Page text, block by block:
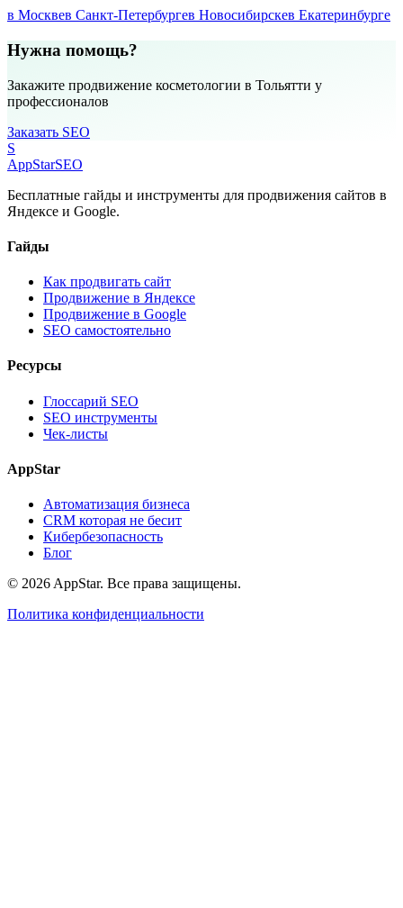
в Москвев Санкт-Петербургев Новосибирскев Екатеринбурге
Нужна помощь?
Закажите продвижение косметологии в Тольятти у
профессионалов
Заказать SEO
S
AppStarSEO
Бесплатные гайды и инструменты для продвижения сайтов в
Яндексе и Google.
Гайды
Как продвигать сайт
Продвижение в Яндексе
Продвижение в Google
SEO самостоятельно
Ресурсы
Глоссарий SEO
SEO инструменты
Чек-листы
AppStar
Автоматизация бизнеса
CRM которая не бесит
Кибербезопасность
Блог
© 2026 AppStar. Все права защищены.
Политика конфиденциальности